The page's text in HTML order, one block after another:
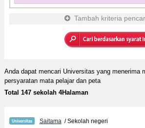
Tambah kriteria
Anda dapat mencari Universitas yang menerima
persyaratan mata pelajar dan peta
Total 147 sekolah 4Halaman
Saitama / Sekolah negeri